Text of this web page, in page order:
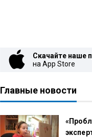
Скачайте наше
на App Store
Главные новости